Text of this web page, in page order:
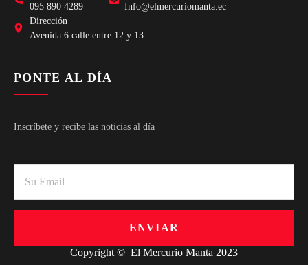
095 890 4289
Info@elmercuriomanta.ec
Dirección
Avenida 6 calle entre 12 y 13
PONTE AL DÍA
Inscríbete y recibe las noticias al día
ENVIAR
Copyright © El Mercurio Manta 2023